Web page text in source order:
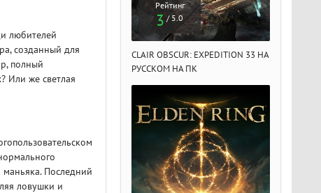
любителей
созданный для
полный
Или же светлая
Последний
ловушки и
OBSCUR: EXPEDITION 33 НА
НА ПК
Рейтинг
3 / 5.0
CLAIR OBSCUR: EXPEDITION 33 НА
РУССКОМ НА ПК